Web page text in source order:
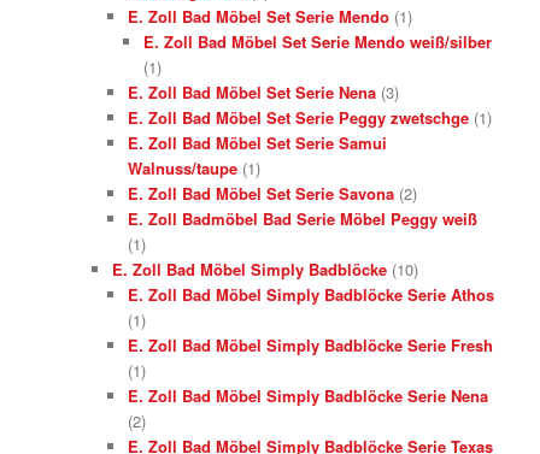
E. Zoll Bad Möbel Set Serie Mendo (1)
E. Zoll Bad Möbel Set Serie Mendo weiß/silber
(1)
E. Zoll Bad Möbel Set Serie Nena (3)
E. Zoll Bad Möbel Set Serie Peggy zwetschge (1)
E. Zoll Bad Möbel Set Serie Samui
Walnuss/taupe (1)
E. Zoll Bad Möbel Set Serie Savona (2)
E. Zoll Badmöbel Bad Serie Möbel Peggy weiß
(1)
E. Zoll Bad Möbel Simply Badblöcke (10)
E. Zoll Bad Möbel Simply Badblöcke Serie Athos
(1)
E. Zoll Bad Möbel Simply Badblöcke Serie Fresh
(1)
E. Zoll Bad Möbel Simply Badblöcke Serie Nena
(2)
E. Zoll Bad Möbel Simply Badblöcke Serie Texas